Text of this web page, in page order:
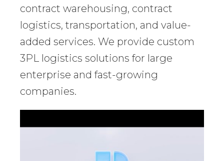
contract warehousing, contract
logistics, transportation, and value-
added services. We provide custom
3PL logistics solutions for large
enterprise and fast-growing
companies.